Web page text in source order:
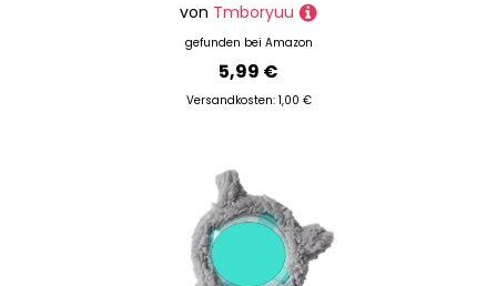
von Tmboryuu
gefunden bei Amazon
5,99 €
Versandkosten: 1,00 €